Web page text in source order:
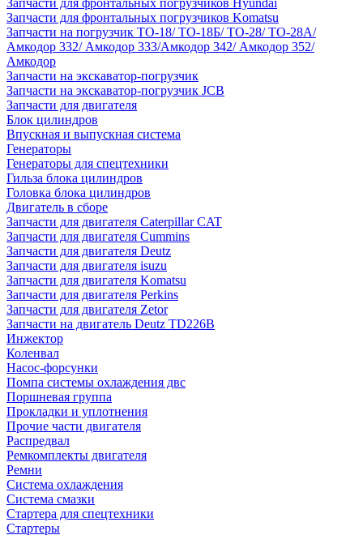
Запчасти для фронтальных погрузчиков Komatsu
Запчасти на погрузчик ТО-18/ ТО-18Б/ ТО-28/ ТО-28А/
Амкодор 332/ Амкодор 333/Амкодор 342/ Амкодор 352/
Амкодор
Запчасти на экскаватор-погрузчик
Запчасти на экскаватор-погрузчик JCB
Запчасти для двигателя
Блок цилиндров
Впускная и выпускная система
Генераторы
Генераторы для спецтехники
Гильза блока цилиндров
Головка блока цилиндров
Двигатель в сборе
Запчасти для двигателя Caterpillar CAT
Запчасти для двигателя Cummins
Запчасти для двигателя Deutz
Запчасти для двигателя isuzu
Запчасти для двигателя Komatsu
Запчасти для двигателя Perkins
Запчасти для двигателя Zetor
Запчасти на двигатель Deutz TD226B
Инжектор
Коленвал
Насос-форсунки
Помпа системы охлаждения двс
Поршневая группа
Прокладки и уплотнения
Прочие части двигателя
Распредвал
Ремкомплекты двигателя
Ремни
Система охлаждения
Система смазки
Стартера для спецтехники
Стартеры